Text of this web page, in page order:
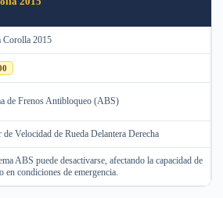
Corolla 2015
de Frenos Antibloqueo (ABS)
de Velocidad de Rueda Delantera Derecha
ABS puede desactivarse, afectando la capacidad de
en condiciones de emergencia.